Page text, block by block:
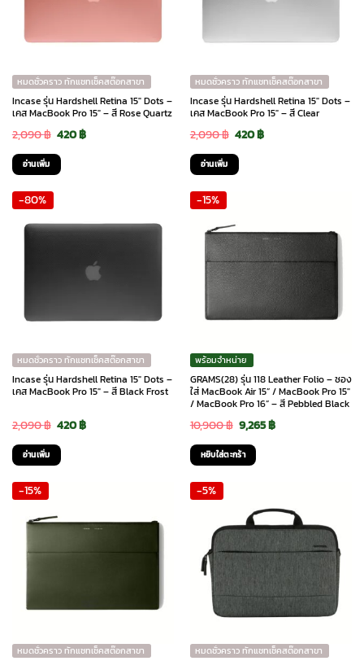
หมดชั่วคราว ทักแชทเช็คสต๊อกสาขา
Incase รุ่น Hardshell Retina 15″ Dots –
เคส MacBook Pro 15″ – สี Rose Quartz
2,090฿ Original
price
was:
420฿Current
อ่านเพิ่ม
หมดชั่วคราว ทักแชทเช็คสต๊อกสาขา
Incase รุ่น Hardshell Retina 15″ Dots –
เคส MacBook Pro 15″ – สี Clear
2,090฿ Original
price
was:
420฿Current
อ่านเพิ่ม
-80%
หมดชั่วคราว ทักแชทเช็คสต๊อกสาขา
Incase รุ่น Hardshell Retina 15″ Dots –
เคส MacBook Pro 15″ – สี Black Frost
2,090฿ Original
price
was:
420฿Current
อ่านเพิ่ม
-15%
พร้อมจำหน่าย
GRAMS(28) รุ่น 118 Leather Folio – ซอง
ใส่ MacBook Air 15” / MacBook Pro 15″
/ MacBook Pro 16” – สี Pebbled Black
10,900฿ Original
price
was:
9,265฿Current
หยิบใส่ตะกร้า
-15%
หมดชั่วคราว ทักแชทเช็คสต๊อกสาขา
-5%
หมดชั่วคราว ทักแชทเช็คสต๊อกสาขา